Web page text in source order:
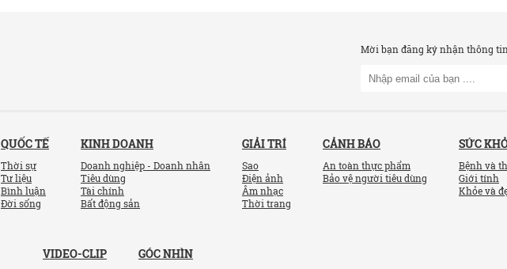
Mời bạn đăng ký nhận thông
QUỐC TẾ
Thời sự
Tư liệu
Bình luận
Đời sống
KINH DOANH
Doanh nghiệp - Doanh nhân
Tiêu dùng
Tài chính
Bất động sản
GIẢI TRÍ
Sao
Điện ảnh
Âm nhạc
Thời trang
CẢNH BÁO
An toàn thực phẩm
Bảo vệ người tiêu dùng
SỨC
Bệnh và
Giới tính
Khỏe và
VIDEO-CLIP GÓC NHÌN